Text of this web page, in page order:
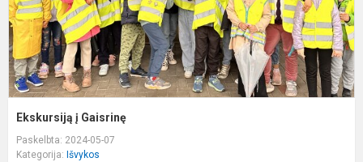
Ekskursiją į Gaisrinę
Paskelbta: 2024-05-07
Kategorija: Išvykos